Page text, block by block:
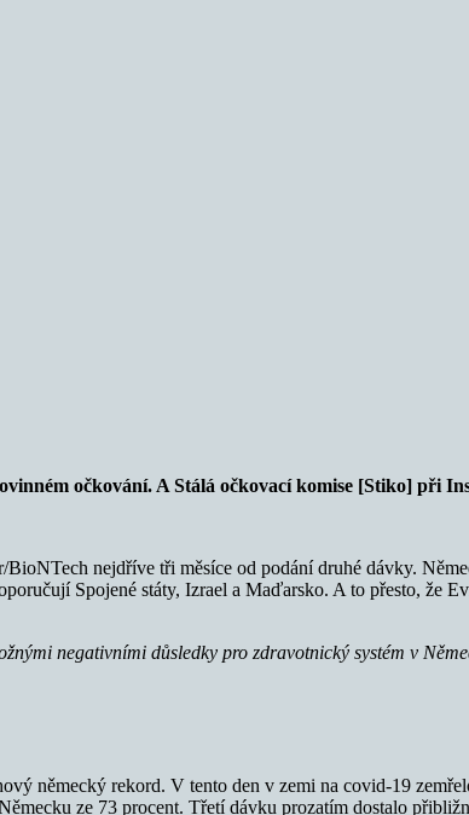
očkování. A Stálá očkovací komise [Stiko] při
nejdříve tři měsíce od podání druhé dávky.
Spojené státy, Izrael a Maďarsko. A to přesto, že
negativními důsledky pro zdravotnický systém v
německý rekord. V tento den v zemi na covid-19
ze 73 procent. Třetí dávku prozatím dostalo